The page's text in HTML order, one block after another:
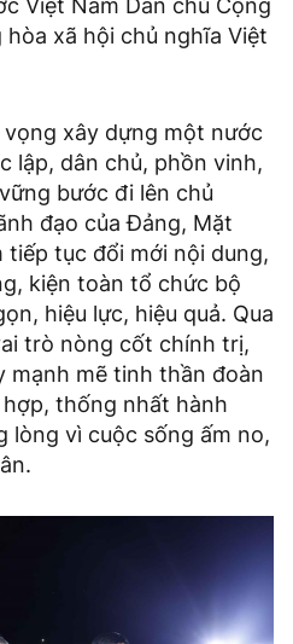
Việt Nam Dân chủ Cộng
xã hội chủ nghĩa Việt
xây dựng một nước
lập, dân chủ, phồn vinh,
bước đi lên chủ
đạo của Đảng, Mặt
tiếp tục đổi mới nội dung,
kiện toàn tổ chức bộ
hiệu lực, hiệu quả. Qua
trò nòng cốt chính trị,
mạnh mẽ tinh thần đoàn
thống nhất hành
lòng vì cuộc sống ấm no,